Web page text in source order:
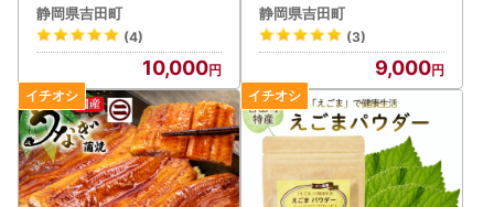
静岡県吉田町
(4)
10,000
静岡県吉田町
(3)
9,000